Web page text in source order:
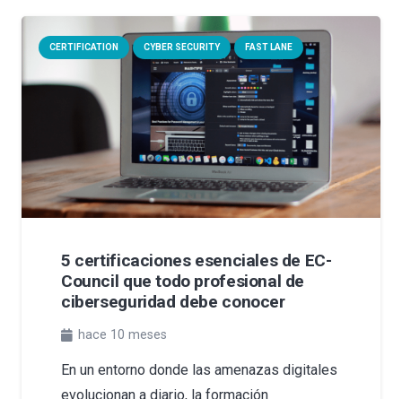
CERTIFICATION CYBER SECURITY FAST LANE
5 certificaciones esenciales de EC-
Council que todo profesional de
ciberseguridad debe conocer
hace 10 meses
En un entorno donde las amenazas digitales
evolucionan a diario, la formación